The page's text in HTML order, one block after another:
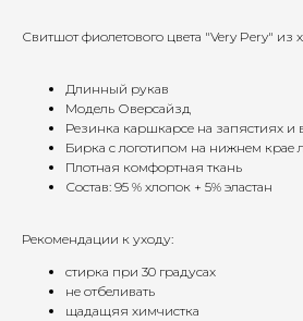
Свитшот фиолетового цвета "Very Pery" из
Длинный рукав
Модель Оверсайзд
Резинка каршкарсе на запястиях и
Бирка с логотипом на нижнем крае
Плотная комфортная ткань
Состав: 95 % хлопок + 5% эластан
Рекомендации к уходу:
стирка при 30 градусах
не отбеливать
щадащяя химчистка